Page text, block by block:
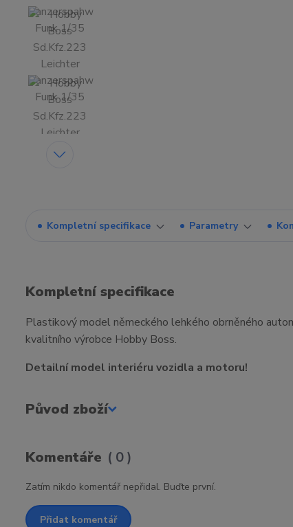
Kompletní specifikace Parametry
Kompletní specifikace
Plastikový model německého lehkého obrněného
kvalitního výrobce Hobby Boss.
Detailní model interiéru vozidla a motoru!
Původ zboží
Komentáře 0
Zatím nikdo komentář nepřidal. Buďte první.
Přidat komentář